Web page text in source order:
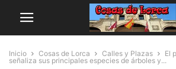
Inicio Cosas de Lorca Calles y Plazas
El
señaliza sus principales especies de árboles y...